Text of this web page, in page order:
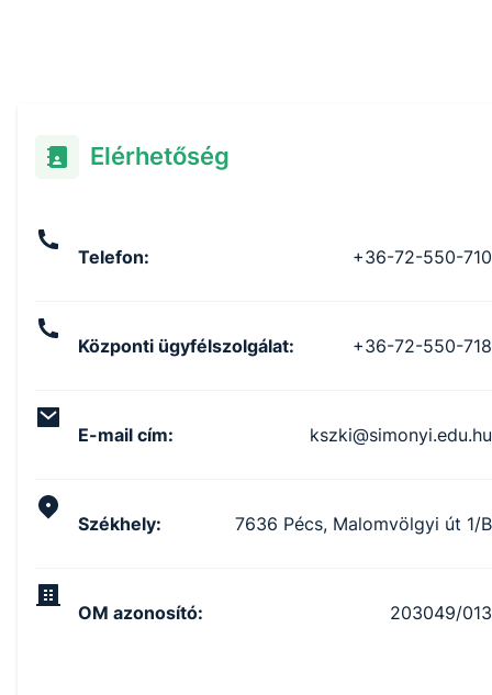
Elérhetőség
Telefon: +36-72-550-710
Központi ügyfélszolgálat: +36-72-550-718
E-mail cím: kszki@simonyi.edu.hu
Székhely: 7636 Pécs, Malomvölgyi út 1/B
OM azonosító: 203049/013